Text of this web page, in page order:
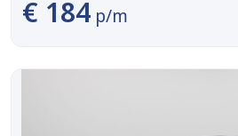
€ 184 p/m